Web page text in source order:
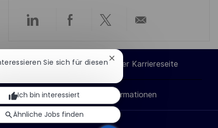
e
t
l
c
h
u
n
Über
LinkedIn
Über
Facebook
Über
Twitter
teilen
E-
Mail
teilen
Cookie-Einstellungen der Karriereseite
Persönliche Informationen
Sie sich für diesen Chatbot-
schließen
Ich bin interessiert
Ähnliche Jobs finden